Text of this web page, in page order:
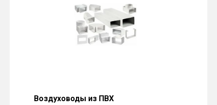
Воздуховоды из ПВХ